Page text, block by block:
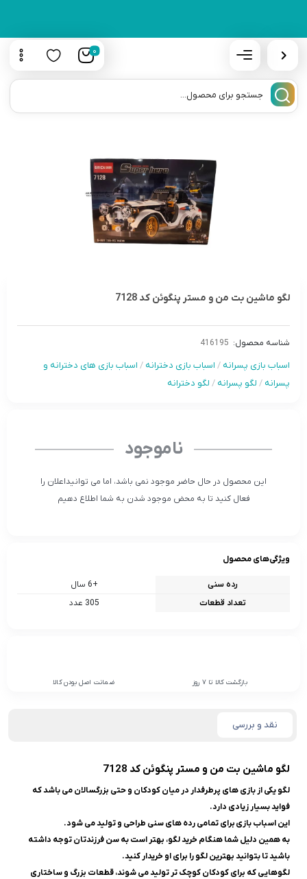
0
لگو ماشین بت من و مستر پنگوئن کد 7128
شناسه محصول: 416195
اسباب بازی پسرانه / اسباب بازی دخترانه / اسباب بازی های دخترانه و
پسرانه / لگو پسرانه / لگو دخترانه
ناموجود
این محصول در حال حاضر موجود نمی باشد، اما می توانیداعلان را
فعال کنید تا به محض موجود شدن به شما اطلاع دهیم
ویژگی‌های محصول
رده سنی
+6 سال
تعداد قطعات
305 عدد
بازگشت کالا تا 7 روز ضمانت اصل بودن کالا
نقد و بررسی
لگو ماشین بت من و مستر پنگوئن کد 7128
لگو یکی از بازی های پرطرفدار در میان کودکان و حتی بزرگسالان می باشد که
فواید بسیار زیادی دارد.
این اسباب بازیبرای تمامی رده های سنی طراحی و تولید می شود.
به همین دلیل شما هنگام خرید لگو، بهتر است به سن فرزندتان توجه داشته
باشید تا بتوانید بهترین لگو را برای او خریدار کنید.
لگوهایی که برای کودکان کوچک تر تولید می شوند، قطعات بزرگ و ساختاری